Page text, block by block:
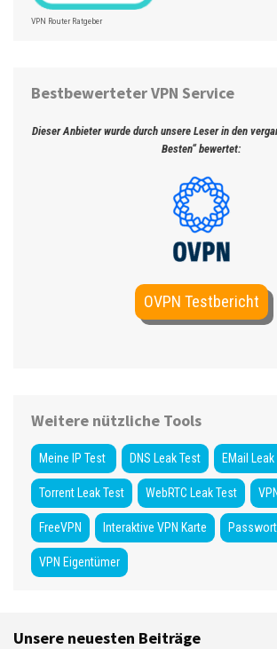
VPN Router Ratgeber
Bestbewerteter VPN Service
Dieser Anbieter wurde durch unsere Leser in den
Besten“ bewertet:
OVPN Testbericht
Weitere nützliche Tools
Meine IP Test DNS Leak Test EMail
Torrent Leak Test WebRTC Leak Test
FreeVPN Interaktive VPN Karte
VPN Eigentümer
Unsere neuesten Beiträge